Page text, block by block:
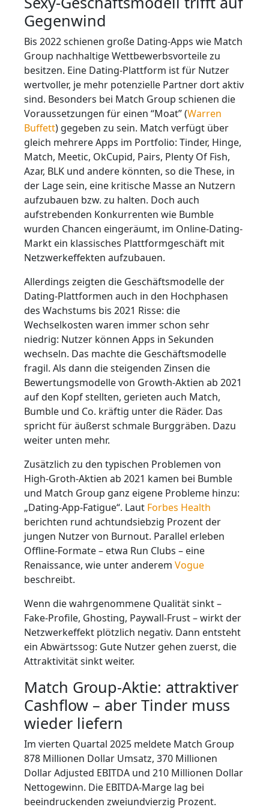
Gegenwind
Bis 2022 schienen große Dating-Apps wie Match
Group nachhaltige Wettbewerbsvorteile zu
besitzen. Eine Dating-Plattform ist für Nutzer
wertvoller, je mehr potenzielle Partner dort aktiv
sind. Besonders bei Match Group schienen die
Voraussetzungen für einen “Moat” (Warren
Buffett) gegeben zu sein. Match verfügt über
gleich mehrere Apps im Portfolio: Tinder, Hinge,
Match, Meetic, OkCupid, Pairs, Plenty Of Fish,
Azar, BLK und andere könnten, so die These, in
der Lage sein, eine kritische Masse an Nutzern
aufzubauen bzw. zu halten. Doch auch
aufstrebenden Konkurrenten wie Bumble
wurden Chancen eingeräumt, im Online-Dating-
Markt ein klassisches Plattformgeschäft mit
Netzwerkeffekten aufzubauen.
Allerdings zeigten die Geschäftsmodelle der
Dating-Plattformen auch in den Hochphasen
des Wachstums bis 2021 Risse: die
Wechselkosten waren immer schon sehr
niedrig: Nutzer können Apps in Sekunden
wechseln. Das machte die Geschäftsmodelle
fragil. Als dann die steigenden Zinsen die
Bewertungsmodelle von Growth-Aktien ab 2021
auf den Kopf stellten, gerieten auch Match,
Bumble und Co. kräftig unter die Räder. Das
spricht für äußerst schmale Burggräben. Dazu
weiter unten mehr.
Zusätzlich zu den typischen Problemen von
High-Groth-Aktien ab 2021 kamen bei Bumble
und Match Group ganz eigene Probleme hinzu:
„Dating-App-Fatigue“. Laut Forbes Health
berichten rund achtundsiebzig Prozent der
jungen Nutzer von Burnout. Parallel erleben
Offline-Formate – etwa Run Clubs – eine
Renaissance, wie unter anderem Vogue
beschreibt.
Wenn die wahrgenommene Qualität sinkt –
Fake-Profile, Ghosting, Paywall-Frust – wirkt der
Netzwerkeffekt plötzlich negativ. Dann entsteht
ein Abwärtssog: Gute Nutzer gehen zuerst, die
Attraktivität sinkt weiter.
Match Group-Aktie: attraktiver
Cashflow – aber Tinder muss
wieder liefern
Im vierten Quartal 2025 meldete Match Group
878 Millionen Dollar Umsatz, 370 Millionen
Dollar Adjusted EBITDA und 210 Millionen Dollar
Nettogewinn. Die EBITDA-Marge lag bei
beeindruckenden zweiundvierzig Prozent.